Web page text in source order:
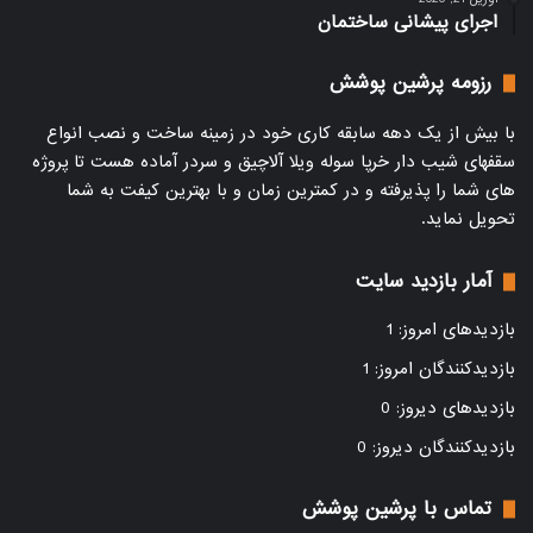
انواع آلاچیق به عنوان سرپناه برای گذراندن ساعاتی از روز
استفاده می شوند.این آلاچیق های کوچک و بزرگ در فضای
سبز و مکان های باز نصب می شوند. با نشستن زیر آلاچیق از
گزند باد و باران و تابش نور مستقیم خورشید در امان هستید.
در آلاچیق فلزی از فلز به عنوان متریال اصلی ساخت استفاده
شده است.
به طور عمده آهن برای طراحی آلاچیق های فلزی مورد
برای ساخت آلاچیق بیشترین کاربرد را دارند. انواع طرح های
شکیل و مدرن یا الگوهایی از آلاچیق سنتی را می توان با
فلزات طراحی کرد. معمولا در ساخت آلاچیق بدنه و اسکلت کار
از فلز اجرا می شود ولی سقف آلاچیق می تواند فلزی، چوبی یا
شیشه ای طراحی شود.
اجرای پیشانی ساختمان
اجرای پیشانی ساختمان
رزومه پرشین پوشش
با بیش از یک دهه سابقه کاری خود در زمینه ساخت و نصب انواع
سقفهای شیب دار خرپا سوله ویلا آلاچیق و سردر آماده هست تا پروژه
های شما را پذیرفته و در کمترین زمان و با بهترین کیفت به شما
تحویل نماید.
آمار بازدید سایت
بازدیدهای امروز: 1
بازدیدکنندگان امروز: 1
بازدیدهای دیروز: 0
بازدیدکنندگان دیروز: 0
تماس با پرشین پوشش​